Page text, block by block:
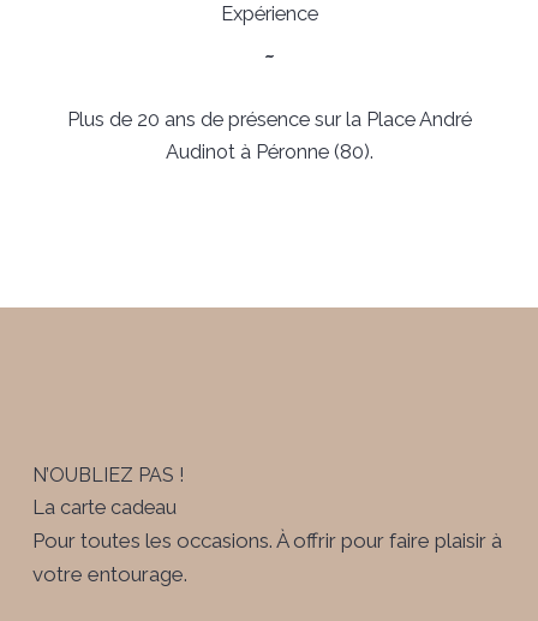
Expérience
~
Plus de 20 ans de présence sur la Place André
Audinot à Péronne (80).
N’OUBLIEZ PAS !
La carte cadeau
Pour toutes les occasions. À offrir pour faire plaisir à
votre entourage.